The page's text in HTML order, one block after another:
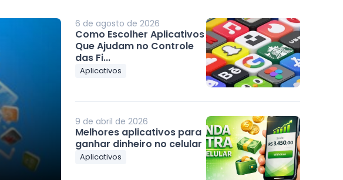
6 de agosto de 2026
Como Escolher Aplicativos
Que Ajudam no Controle
das Fi...
Aplicativos
9 de abril de 2026
Melhores aplicativos para
ganhar dinheiro no celular
Aplicativos